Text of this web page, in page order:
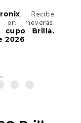
. Recibe
en neveras,
cupo Brilla.
2026.